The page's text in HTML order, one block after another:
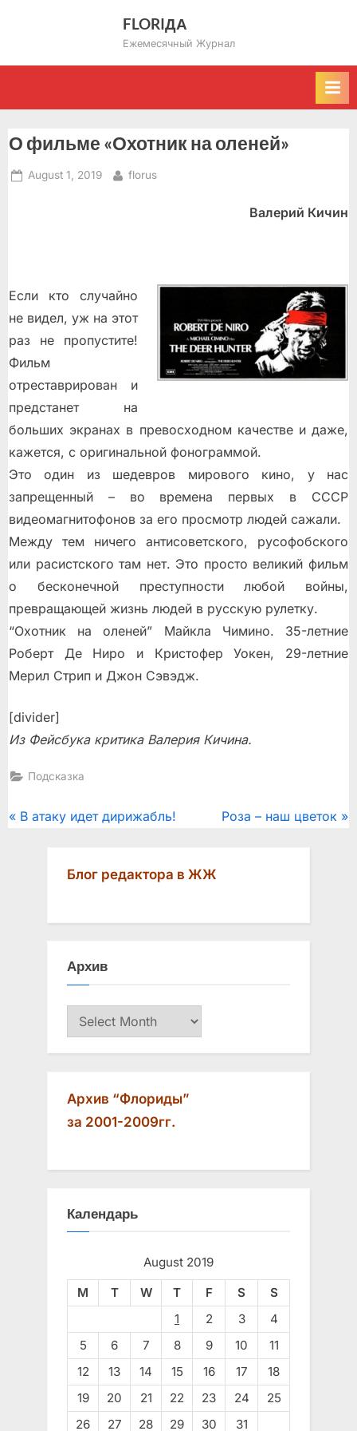
FLORIДА
Ежемесячный Журнал
О фильме «Охотник на оленей»
Posted
August 1, 2019 By
florus
Валерий Кичин
Если кто случайно
не видел, уж на этот
раз не пропустите!
Фильм
отреставрирован и
предстанет на
больших экранах в превосходном качестве и даже,
кажется, с оригинальной фонограммой.
Это один из шедевров мирового кино, у нас
запрещенный – во времена первых в СССР
видеомагнитофонов за его просмотр людей сажали.
Между тем ничего антисоветского, русофобского
или расистского там нет. Это просто великий фильм
о бесконечной преступности любой войны,
превращающей жизнь людей в русскую рулетку.
“Охотник на оленей” Майкла Чимино. 35-летние
Роберт Де Ниро и Кристофер Уокен, 29-летние
Мерил Стрип и Джон Сэвэдж.
[divider]
Из Фейсбука критика Валерия Кичина.
Подсказка
Post
P
В атаку идет дирижабль!
N
o
Роза – наш цветок
Блог редактора в ЖЖ
Архив
Архив
Архив “Флориды”
за 2001-2009гг.
Календарь
August 2019
M
T W T F S
S
1
2 3
4
5
6 7 8 9 10
11
12
13 14 15 16 17
18
19
20 21 22 23 24
25
26
27 28 29 30 31